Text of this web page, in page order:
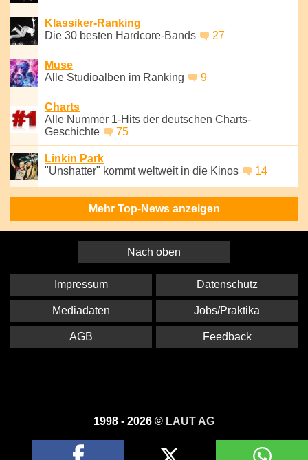
Klassiker-Ranking
Die 30 besten Hardcore-Bands
27
Muse
Alle Studioalben im Ranking
9
Charts
Alle Nummer 1-Hits der deutschen Charts-
Geschichte
75
Linkin Park
"Unshatter" kommt weltweit in die Kinos
14
Mehr Top-News anzeigen
Nach oben
1998 - 2026 © LAUT AG
Impressum Datenschutz
Mediadaten Jobs/Praktika
AGB Feedback